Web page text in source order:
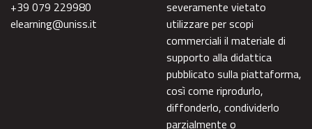
+39 079 229980
elearning@uniss.it
severamente vietato
utilizzare per scopi
commerciali il materiale di
supporto alla didattica
pubblicato sulla piattaforma,
così come riprodurlo,
diffonderlo, condividerlo
parzialmente o